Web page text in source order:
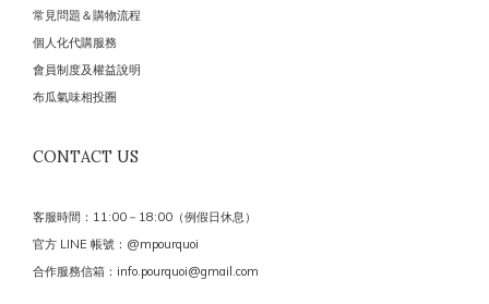
常見問題＆購物流程
個人化代購服務
會員制度及權益說明
布瓜氣味相投圈
CONTACT US
客服時間：11:00－18:00（例假日休息）
官方 LINE 帳號：@mpourquoi
合作服務信箱：info.pourquoi@gmail.com